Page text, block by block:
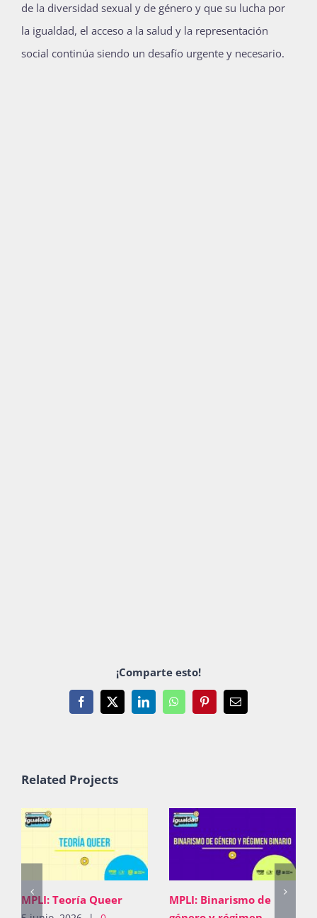
Bienvenida generación 2027-1
de la diversidad sexual y de género y que su lucha por
la igualdad, el acceso a la salud y la representación
social continúa siendo un desafío urgente y necesario.
¡Comparte esto!
Facebook
X LinkedInWhatsAppPinterestEmail
Related Projects
MPLI: Teoría Queer
MPLI: Binarismo de